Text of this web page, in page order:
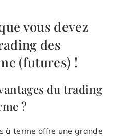
vous devez
des
(futures) !
du trading
?
à terme offre une grande